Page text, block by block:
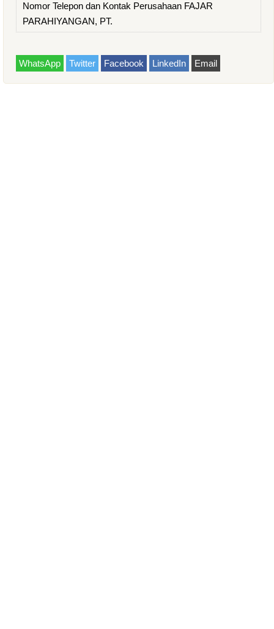
Nomor Telepon dan Kontak Perusahaan FAJAR
PARAHIYANGAN, PT.
WhatsApp Twitter Facebook LinkedIn Email